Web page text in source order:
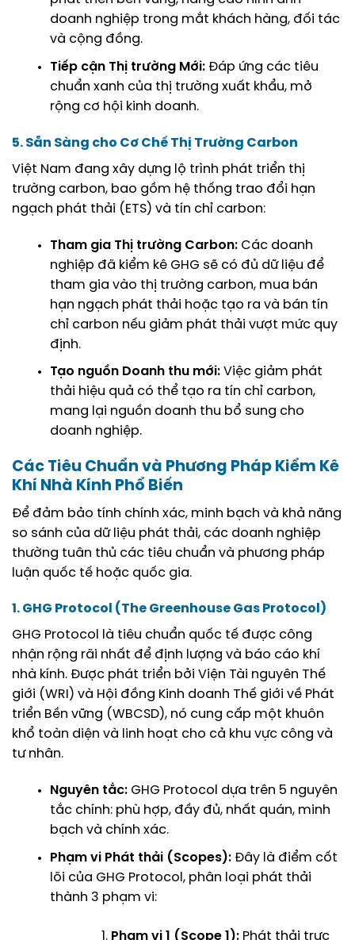
doanh nghiệp trong mắt khách hàng, đối tác
và cộng đồng.
Tiếp cận Thị trường Mới: Đáp ứng các tiêu
chuẩn xanh của thị trường xuất khẩu, mở
rộng cơ hội kinh doanh.
5. Sẵn Sàng cho Cơ Chế Thị Trường Carbon
Việt Nam đang xây dựng lộ trình phát triển thị
trường carbon, bao gồm hệ thống trao đổi hạn
ngạch phát thải (ETS) và tín chỉ carbon:
Tham gia Thị trường Carbon: Các doanh
nghiệp đã kiểm kê GHG sẽ có đủ dữ liệu để
tham gia vào thị trường carbon, mua bán
hạn ngạch phát thải hoặc tạo ra và bán tín
chỉ carbon nếu giảm phát thải vượt mức quy
định.
Tạo nguồn Doanh thu mới: Việc giảm phát
thải hiệu quả có thể tạo ra tín chỉ carbon,
mang lại nguồn doanh thu bổ sung cho
doanh nghiệp.
Các Tiêu Chuẩn và Phương Pháp Kiểm Kê
Khí Nhà Kính Phổ Biến
Để đảm bảo tính chính xác, minh bạch và khả năng
so sánh của dữ liệu phát thải, các doanh nghiệp
thường tuân thủ các tiêu chuẩn và phương pháp
luận quốc tế hoặc quốc gia.
1. GHG Protocol (The Greenhouse Gas Protocol)
GHG Protocol là tiêu chuẩn quốc tế được công
nhận rộng rãi nhất để định lượng và báo cáo khí
nhà kính. Được phát triển bởi Viện Tài nguyên Thế
giới (WRI) và Hội đồng Kinh doanh Thế giới về Phát
triển Bền vững (WBCSD), nó cung cấp một khuôn
khổ toàn diện và linh hoạt cho cả khu vực công và
tư nhân.
Nguyên tắc: GHG Protocol dựa trên 5 nguyên
tắc chính: phù hợp, đầy đủ, nhất quán, minh
bạch và chính xác.
Phạm vi Phát thải (Scopes): Đây là điểm cốt
lõi của GHG Protocol, phân loại phát thải
thành 3 phạm vi:
Phạm vi 1 (Scope 1):Phát thải trực